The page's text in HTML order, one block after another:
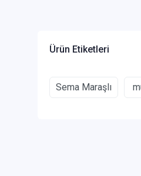
Ürün Etiketleri
Sema Maraşlı